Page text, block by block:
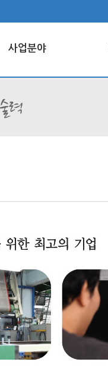
사업분야